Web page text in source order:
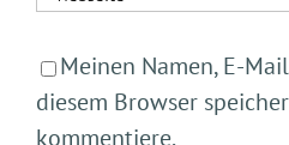
Meinen Namen, E-
diesem Browser
kommentiere.